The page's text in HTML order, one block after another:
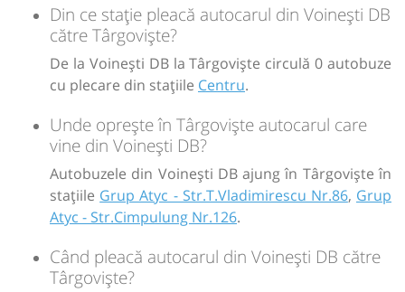
-
Sursa: GRUP ATYC SRL| Ultima actualizare:11/2025
Din ce stație pleacă autocarul din Voinești DB
către Târgoviște?
De la Voinești DB la Târgoviște circulă 0 autobuze
cu plecare din stațiile Centru.
Unde oprește în Târgoviște autocarul care
vine din Voinești DB?
Autobuzele din Voinești DB ajung în Târgoviște în
stațiile Grup Atyc - Str.T.Vladimirescu Nr.86, Grup
Atyc - Str.Cimpulung Nr.126.
Când pleacă autocarul din Voinești DB către
Târgoviște?